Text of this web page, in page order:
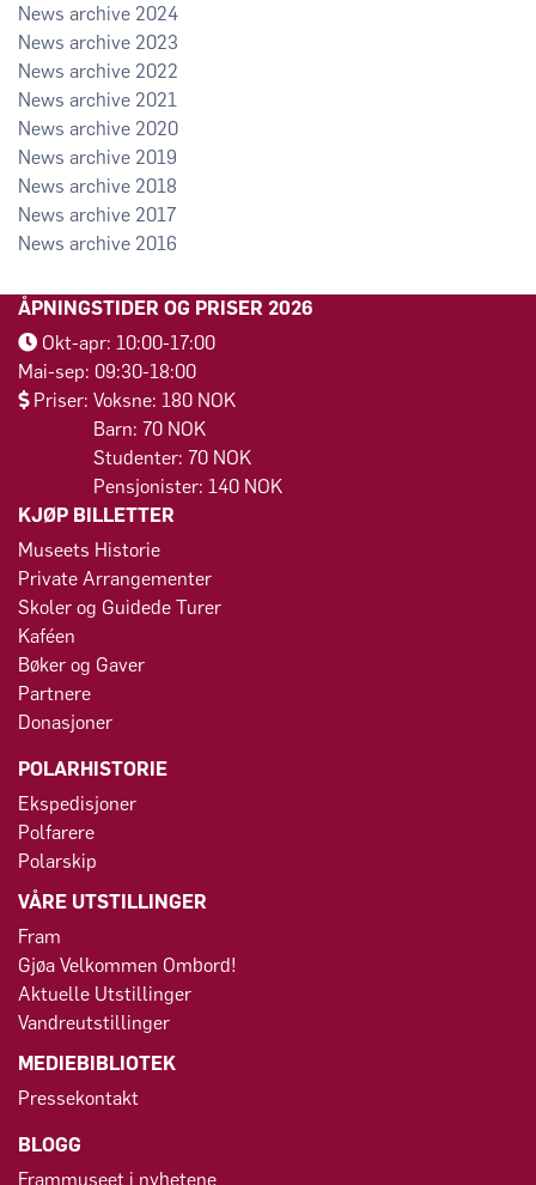
2024
2023
2022
2021
2020
2019
2018
2017
2016
ÅPNINGSTIDER OG PRISER 2026
Okt-apr: 10:00-17:00
Mai-sep: 09:30-18:00
Priser: Voksne: 180 NOK
Barn: 70 NOK
Studenter: 70 NOK
Pensjonister: 140 NOK
KJØP BILLETTER
Museets Historie
Private Arrangementer
Skoler og Guidede Turer
Kaféen
Bøker og Gaver
Partnere
Donasjoner
POLARHISTORIE
Ekspedisjoner
Polfarere
Polarskip
VÅRE UTSTILLINGER
Fram
Gjøa Velkommen Ombord!
Aktuelle Utstillinger
Vandreutstillinger
MEDIEBIBLIOTEK
Pressekontakt
BLOGG
Frammuseet i nyhetene